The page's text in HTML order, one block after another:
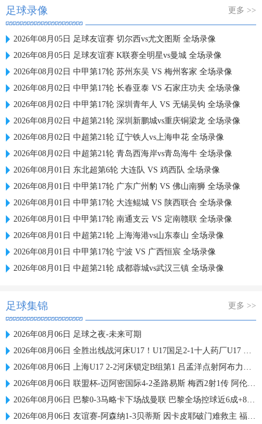
足球录像 更多 >>
2026年08月05日 足球友谊赛 切尔西vs尤文图斯 全场录像
2026年08月05日 足球友谊赛 K联赛全明星vs曼城 全场录像
2026年08月02日 中甲第17轮 苏州东吴 VS 梅州客家 全场录像
2026年08月02日 中甲第17轮 长春亚泰 VS 石家庄功夫 全场录像
2026年08月02日 中甲第17轮 深圳青年人 VS 无锡吴钩 全场录像
2026年08月02日 中超第21轮 深圳新鹏城vs重庆铜梁龙 全场录像
2026年08月02日 中超第21轮 辽宁铁人vs上海申花 全场录像
2026年08月02日 中超第21轮 青岛西海岸vs青岛海牛 全场录像
2026年08月01日 东北超第6轮 大连队 VS 鸡西队 全场录像
2026年08月01日 中甲第17轮 广东广州豹 VS 佛山南狮 全场录像
2026年08月01日 中甲第17轮 大连鲲城 VS 陕西联合 全场录像
2026年08月01日 中甲第17轮 南通支云 VS 定南赣联 全场录像
2026年08月01日 中超第21轮 上海海港vs山东泰山 全场录像
2026年08月01日 中甲第17轮 宁波 VS 广西恒宸 全场录像
2026年08月01日 中超第21轮 成都蓉城vs武汉三镇 全场录像
足球集锦 更多 >>
2026年08月06日 足球之夜-未来可期
2026年08月06日 全胜出线战河床U17！U17国足2-1十人药厂U17 赵松源登场1分钟传射
2026年08月06日 上海U17 2-2河床锁定B组第1 吕孟洋点射阿布力米破门 将战A组第2
2026年08月06日 联盟杯-迈阿密国际4-2圣路易斯 梅西2射1传 阿伦助攻戴帽
2026年08月06日 巴黎0-3马略卡下场战曼联 巴黎全场控球近6成+8射3正未果
2026年08月06日 友谊赛-阿森纳1-3贝蒂斯 因卡皮耶破门难救主 福纳尔斯1射2传